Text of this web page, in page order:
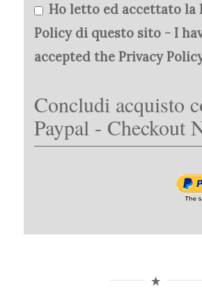
Ho letto ed accettato la
Policy di questo sito - I
accepted the Privacy
Concludi acquisto
Paypal - Checkout